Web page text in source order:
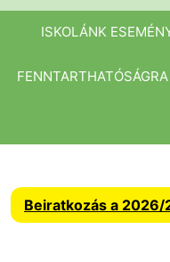
ISKOLÁNK
Beiratkozás a 2026/